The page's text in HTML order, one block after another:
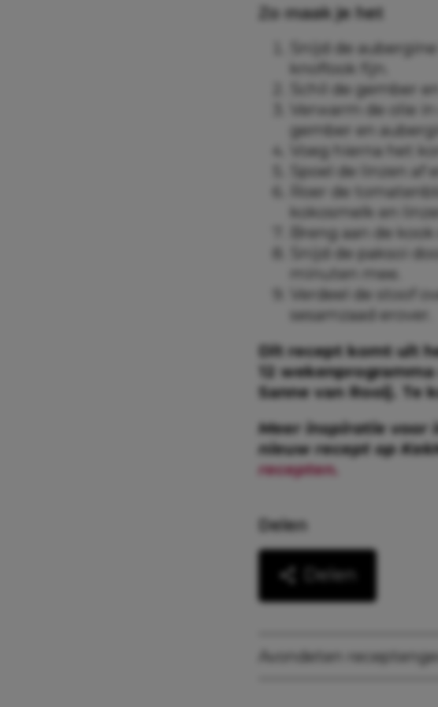
Zo maak je het
Snijd de
knoflook fijn.
Schil de gember
Verwarm de olie
gember en
Voeg hierna het
Spoel de linzen af
Roer de
kokosmelk en
Breng aan de
Snijd de paksoi
minuten mee.
Verdeel de stoof
sesamzaad erover.
Dit recept komt uit
12
Sanne van Rooij. Te
Meer inspiratie voor
nieuw recept op
recepten.
Delen
Delen
Avondeten recepten